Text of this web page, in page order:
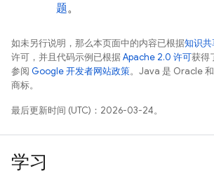
题。
如未另行说明，那么本页面中的内容已根据知识
许可，并且代码示例已根据Apache 2.0 许可获得
参阅 Google 开发者网站政策。Java 是 Oracle
商标。
最后更新时间 (UTC)：2026-03-24。
学习